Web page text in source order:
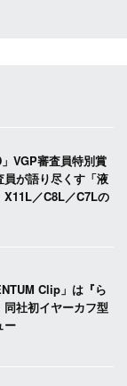
VGP審査員特別賞
が語り尽くす「液
／C8L／C7Lの
Clip」は『ら
同社初イヤーカフ型
ー